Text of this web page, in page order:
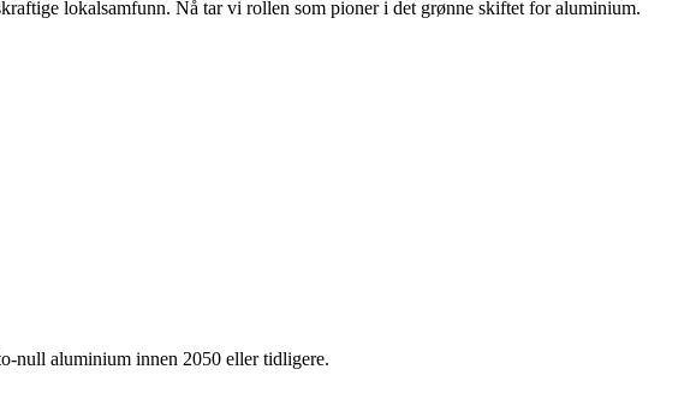
lokalsamfunn. Nå tar vi rollen som pioner i det grønne skiftet for aluminium.
null aluminium innen 2050 eller tidligere.